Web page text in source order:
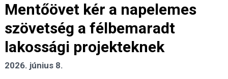
Mentőövet kér a napelemes
szövetség a félbemaradt
lakossági projekteknek
2026. június 8.